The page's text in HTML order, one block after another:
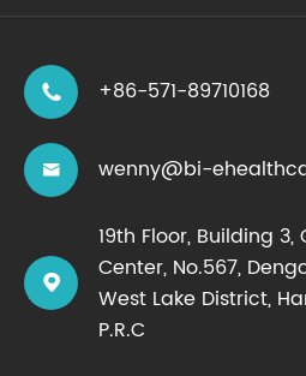
 +86-571-89710168
 wenny@bi-

19th Floor, Building
Center, No.567,
West Lake District,
P.R.C